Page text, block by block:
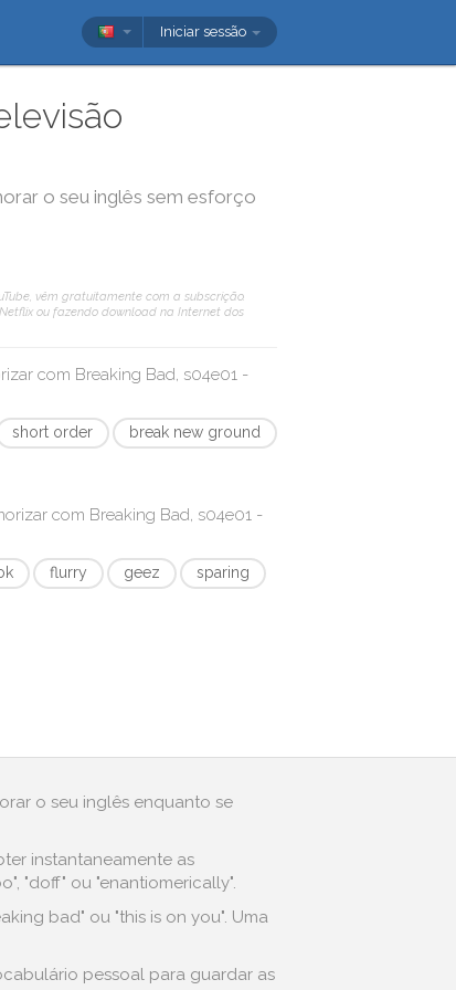
Iniciar sessão
o seu inglês sem esforço
vêm gratuitamente com a subscrição.
ou fazendo download na Internet dos
com Breaking Bad, s04e01 -
short order
break new ground
com Breaking Bad, s04e01 -
flurry geez
sparing
o seu inglês enquanto se
instantaneamente as
"doff" ou "enantiomerically".
bad" ou "this is on you". Uma
pessoal para guardar as